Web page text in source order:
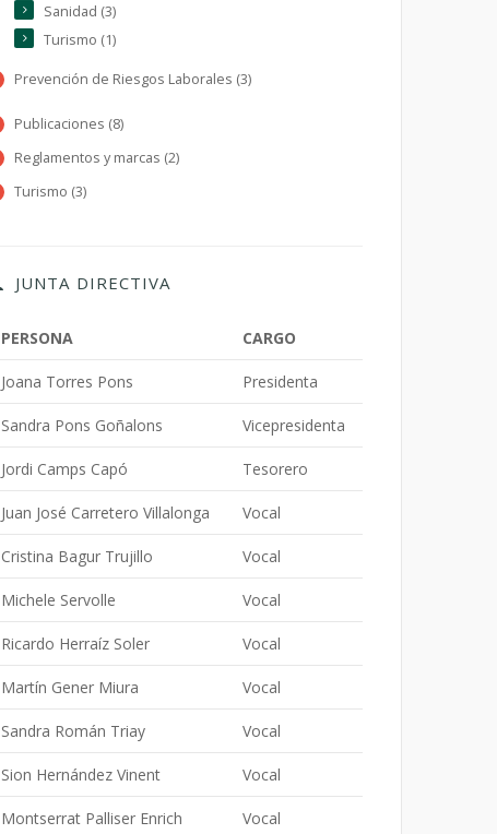
Sanidad (3)
Turismo (1)
Prevención de Riesgos Laborales (3)
Publicaciones (8)
Reglamentos y marcas (2)
Turismo (3)
JUNTA DIRECTIVA
PERSONA CARGO
Joana Torres Pons Presidenta
Sandra Pons Goñalons Vicepresidenta
Jordi Camps Capó Tesorero
Juan José Carretero Villalonga Vocal
Cristina Bagur Trujillo Vocal
Michele Servolle Vocal
Ricardo Herraíz Soler Vocal
Martín Gener Miura Vocal
Sandra Román Triay Vocal
Sion Hernández Vinent Vocal
Montserrat Palliser Enrich Vocal